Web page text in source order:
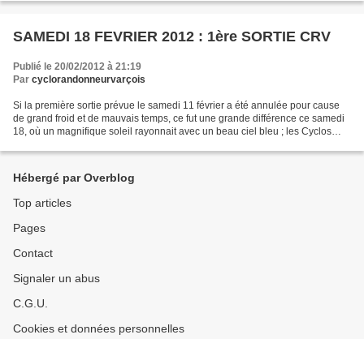
SAMEDI 18 FEVRIER 2012 : 1ère SORTIE CRV
Publié le 20/02/2012 à 21:19
Par cyclorandonneurvarçois
Si la première sortie prévue le samedi 11 février a été annulée pour cause
de grand froid et de mauvais temps, ce fut une grande différence ce samedi
18, où un magnifique soleil rayonnait avec un beau ciel bleu ; les Cyclos
Hébergé par Overblog
Top articles
Pages
Contact
Signaler un abus
C.G.U.
Cookies et données personnelles